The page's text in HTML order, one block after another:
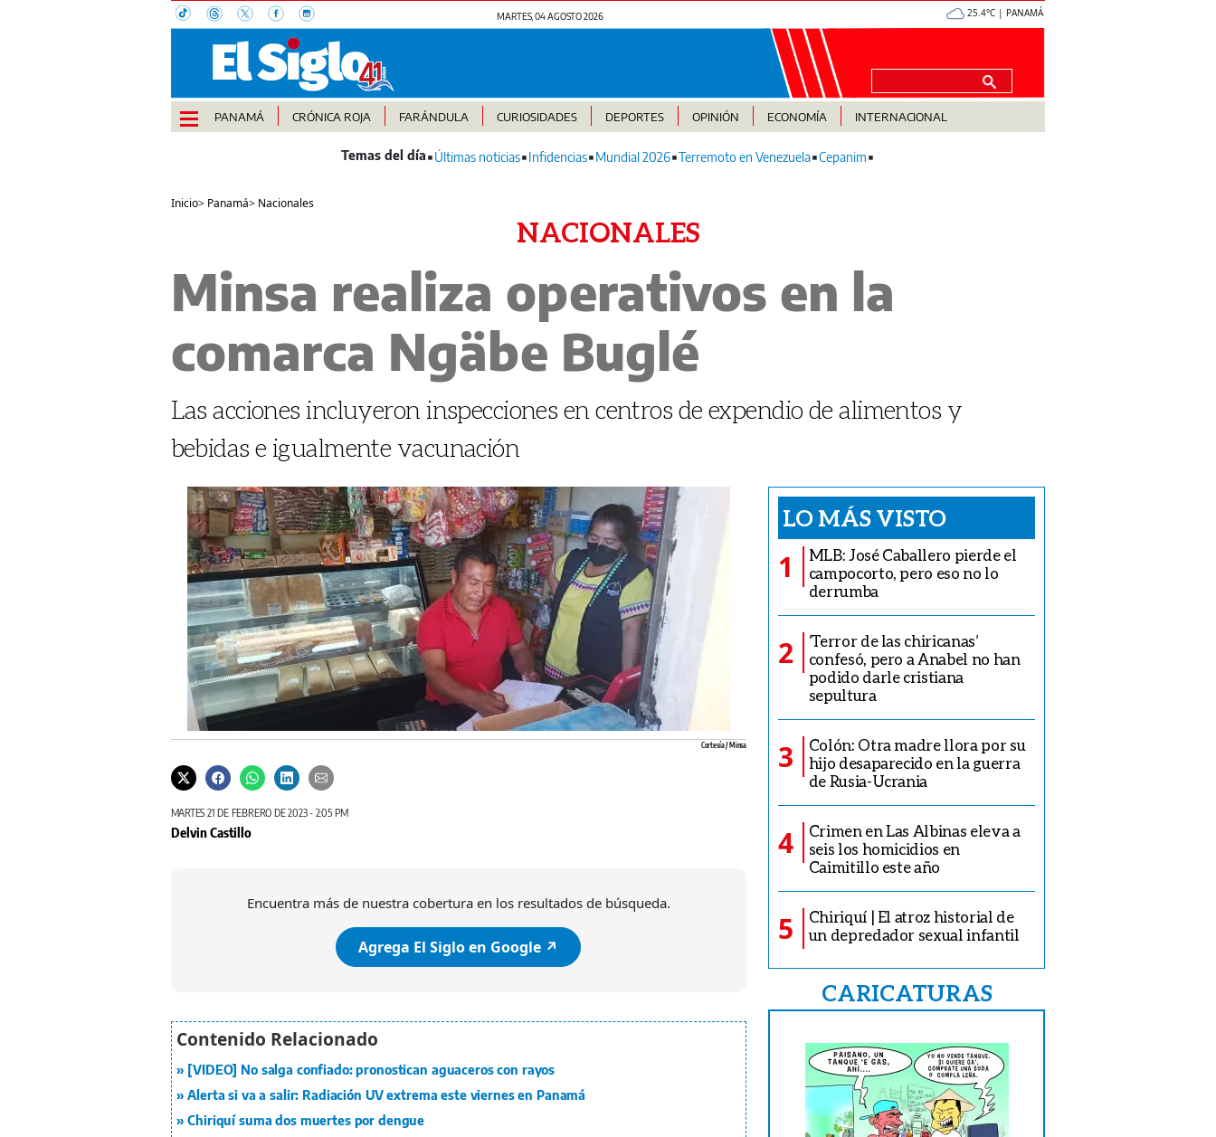
MARTES, 04 AGOSTO 2026 25.4°C | PANAMÁ
PANAMÁ CRÓNICA ROJA FARÁNDULA CURIOSIDADES DEPORTES OPINIÓN ECONOMÍA INTERNACIONAL
Últimas noticias Infidencias Mundial 2026 Terremoto en Venezuela Cepanim
Inicio> Panamá> Nacionales
NACIONALES
Minsa realiza operativos en la
comarca Ngäbe Buglé
Las acciones incluyeron inspecciones en centros de expendio de alimentos y
bebidas e igualmente vacunación
Cortesía / Minsa
MARTES 21 DE FEBRERO DE 2023 - 2:05 PM
Delvin Castillo
Encuentra más de nuestra cobertura en los resultados de búsqueda.
Agrega El Siglo en Google ↗️
[VIDEO] No salga confiado: pronostican aguaceros con rayos
Alerta si va a salir: Radiación UV extrema este viernes en Panamá
Chiriquí suma dos muertes por dengue
LO MÁS VISTO
1
MLB: José Caballero pierde el
campocorto, pero eso no lo
derrumba
2
‘Terror de las chiricanas’
confesó, pero a Anabel no han
podido darle cristiana
sepultura
3
Colón: Otra madre llora por su
hijo desaparecido en la guerra
de Rusia-Ucrania
4
Crimen en Las Albinas eleva a
seis los homicidios en
Caimitillo este año
5
Chiriquí | El atroz historial de
un depredador sexual infantil
CARICATURAS